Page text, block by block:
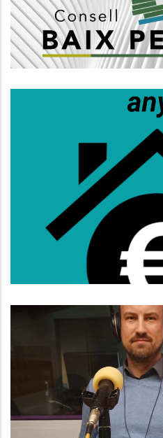
S’obre La
Lloguer Per A
Baix Penedès Al
Triadú,
Ambient I
Comarcal Del